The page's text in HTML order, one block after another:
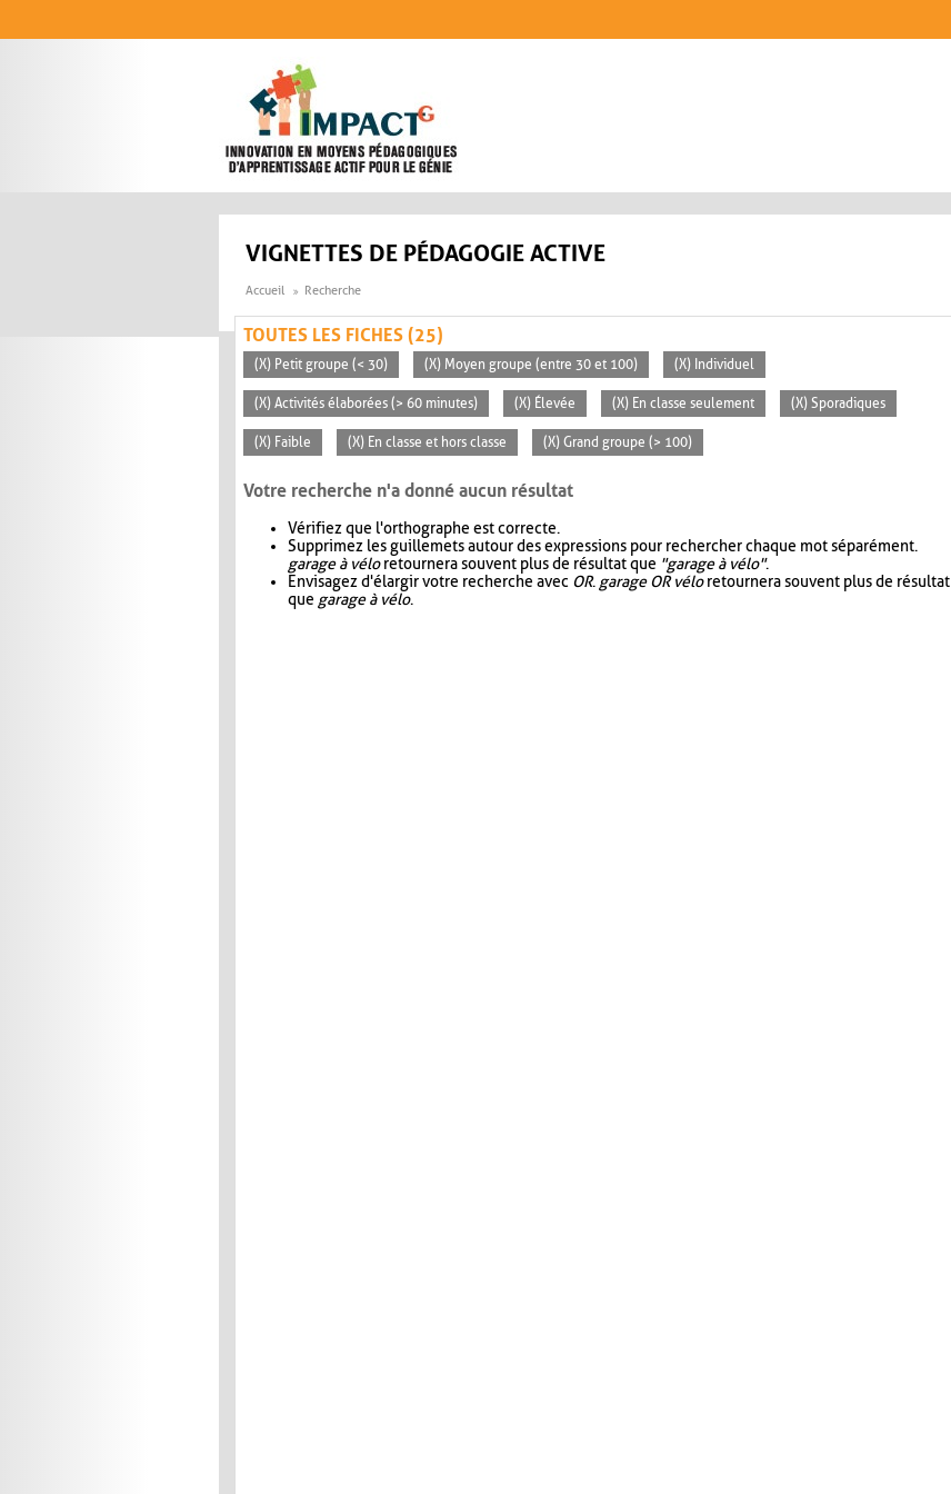
VIGNETTES DE PÉDAGOGIE ACTIVE
Accueil Recherche
TOUTES LES FICHES (25)
(X) Petit groupe (< 30) (X) Moyen groupe (entre 30 et 100) (X) Individuel
(X) Activités élaborées (> 60 minutes) (X) Élevée (X) En classe seulement (X) Sporadiques
(X) Faible (X) En classe et hors classe (X) Grand groupe (> 100)
Votre recherche n'a donné aucun résultat
Vérifiez que l'orthographe est correcte.
Supprimez les guillemets autour des expressions pour rechercher chaque mot séparément.
garage à véloretournera souvent plus de résultat que "garage à vélo".
Envisagez d'élargir votre recherche avec OR. garage OR véloretournera souvent plus de résultat
que garage à vélo.